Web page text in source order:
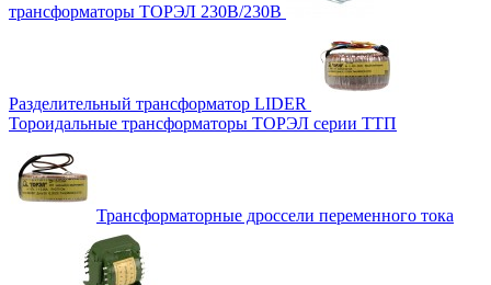
трансформаторы ТОРЭЛ 230В/230В
Разделительный трансформатор LIDER
Тороидальные трансформаторы ТОРЭЛ серии ТТП
Трансформаторные дроссели переменного тока